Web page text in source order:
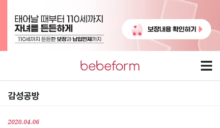
감성공방
2020.04.06